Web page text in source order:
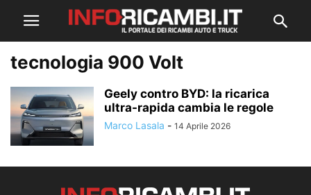
tecnologia 900 Volt
Geely contro BYD: la ricarica
ultra-rapida cambia le regole
Marco Lasala - 14 Aprile 2026